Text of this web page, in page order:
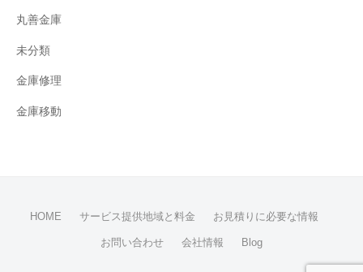
丸善金庫
未分類
金庫修理
金庫移動
HOME サービス提供地域と料金 お見積りに必要な情報
お問い合わせ 会社情報 Blog